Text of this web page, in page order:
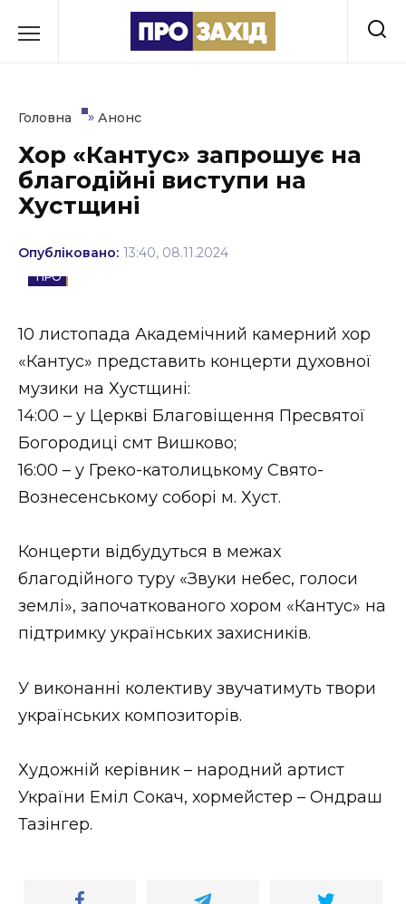
до
Культура
Освіта
Події
Соціум
Спорт
Стиль життя
Втрачений Ужгород
Втрачений Ужгород (відеоверсія)
ЗАКАРПАТСЬКІ НОВИНИ
ВІДЕО
Головна » Анонс
Хор «Кантус» запрошує на
благодійні виступи на
Хустщині
Опубліковано: 13:40, 08.11.2024
10 листопада Академічний камерний хор
«Кантус» представить концерти духовної
музики на Хустщині:
14:00 – у Церкві Благовіщення Пресвятої
Богородиці смт Вишково;
16:00 – у Греко-католицькому Свято-
Вознесенському соборі м. Хуст.
Концерти відбудуться в межах
благодійного туру «Звуки небес, голоси
землі», започаткованого хором «Кантус» на
підтримку українських захисників.
У виконанні колективу звучатимуть твори
українських композиторів.
Художній керівник – народний артист
України Еміл Сокач, хормейстер – Ондраш
Тазінгер.